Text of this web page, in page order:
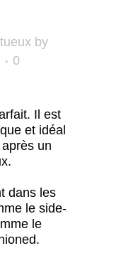
by
0
Il est
et idéal
un
dans les
le side-
le